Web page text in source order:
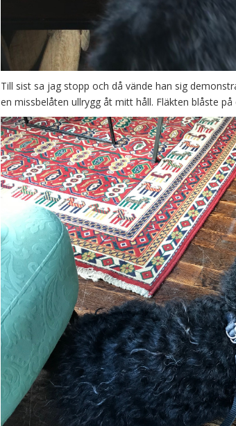
Till sist sa jag stopp och då vände han sig
en missbelåten ullrygg åt mitt håll. Fläkten blåste